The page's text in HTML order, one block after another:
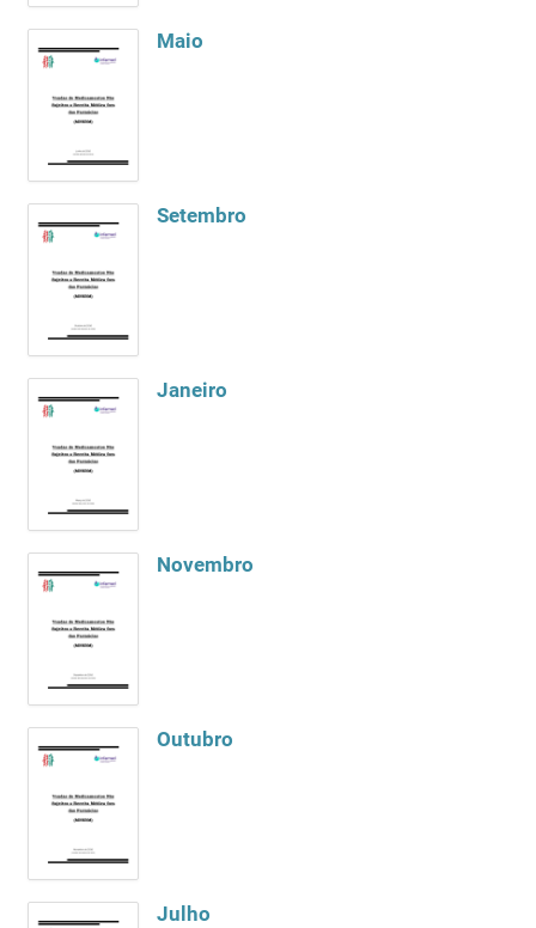
Maio
Setembro
Janeiro
Novembro
Outubro
Julho